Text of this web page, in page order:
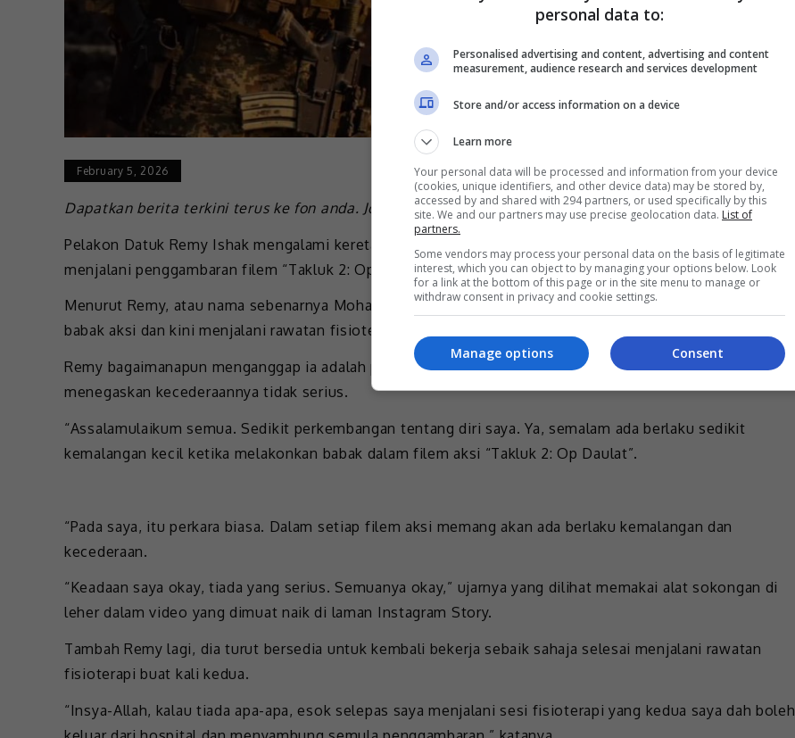
February 5, 2026
Dapatkan berita terkini terus ke fon anda. Join channel Telegramkami.
Pelakon Datuk Remy Ishak mengalami keretakan tulung rusuk akibat terbabit dalam kemalangan ketika
menjalani penggambaran filem “Takluk 2: Op Daulat” pada Rabu.
Menurut Remy, atau nama sebenarnya Mohammad Zalimei Ishak, tercedera sewaktu melakonkan satu
babak aksi dan kini menjalani rawatan fisioterapi di sebuah pusat perubatan.
Remy bagaimanapun menganggap ia adalah perkara biasa di lokasi penggambaran filem aksi serta
menegaskan kecederaannya tidak serius.
“Assalamulaikum semua. Sedikit perkembangan tentang diri saya. Ya, semalam ada berlaku sedikit
kemalangan kecil ketika melakonkan babak dalam filem aksi “Takluk 2: Op Daulat”.
“Pada saya, itu perkara biasa. Dalam setiap filem aksi memang akan ada berlaku kemalangan dan
kecederaan.
“Keadaan saya okay, tiada yang serius. Semuanya okay,” ujarnya yang dilihat memakai alat sokongan di
leher dalam video yang dimuat naik di laman Instagram Story.
Tambah Remy lagi, dia turut bersedia untuk kembali bekerja sebaik sahaja selesai menjalani rawatan
fisioterapi buat kali kedua.
“Insya-Allah, kalau tiada apa-apa, esok selepas saya menjalani sesi fisioterapi yang kedua saya dah boleh
personal data to:
Personalised advertising and content, advertising and content
measurement, audience research and services development
Store and/or access information on a device
Learn more
Your personal data will be processed and information from your device
(cookies, unique identifiers, and other device data) may be stored by,
accessed by and shared with 294 partners, or used specifically by this
site. We and our partners may use precise geolocation data. List of
partners.
Some vendors may process your personal data on the basis of legitimate
interest, which you can object to by managing your options below. Look
for a link at the bottom of this page or in the site menu to manage or
withdraw consent in privacy and cookie settings.
Consent
Manage options